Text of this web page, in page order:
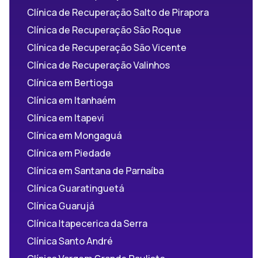
Clínica de Recuperação Salto de Pirapora
Clínica de Recuperação São Roque
Clínica de Recuperação São Vicente
Clínica de Recuperação Valinhos
Clínica em Bertioga
Clínica em Itanhaém
Clínica em Itapevi
Clínica em Mongaguá
Clínica em Piedade
Clínica em Santana de Parnaíba
Clínica Guaratinguetá
Clínica Guarujá
Clínica Itapecerica da Serra
Clínica Santo André